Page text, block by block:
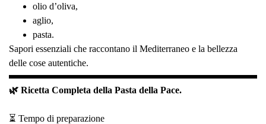
olio d’oliva,
aglio,
pasta.
Sapori essenziali che raccontano il Mediterraneo e la bellezza
delle cose autentiche.
🌿 Ricetta Completa della Pasta della Pace.
⏳ Tempo di preparazione